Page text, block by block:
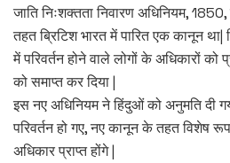
जाति निःशक्तता निवारण अधिनियम,
तहत ब्रिटिश भारत में पारित एक कानून था|
में परिवर्तन होने वाले लोगों के अधिकारों
को समाप्त कर दिया |
इस नए अधिनियम ने हिंदुओं को अनुमति दी
परिवर्तन हो गए, नए कानून के तहत विशेष
अधिकार प्राप्त होंगे |